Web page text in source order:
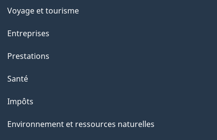
a
g
"
Voyage et tourisme
Entreprises
Prestations
Santé
Impôts
Environnement et ressources naturelles